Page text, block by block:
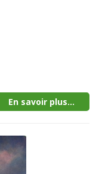
En savoir plus...